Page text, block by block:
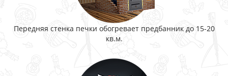
Передняя стенка печки обогревает предбанник до 15-20
кв.м.